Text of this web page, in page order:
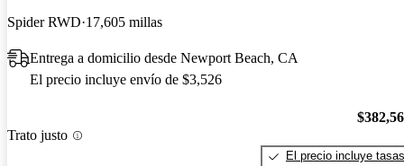
Spider RWD 17,605 millas
Entrega a domicilio desde Newport Beach, CA
El precio incluye envío de $3,526
Trato justo
El precio incluye tasas